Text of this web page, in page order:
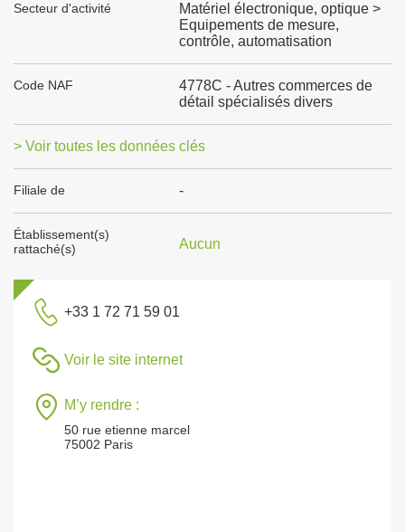
Secteur d'activité
Matériel électronique, optique >
Equipements de mesure,
contrôle, automatisation
Code NAF
4778C - Autres commerces de
détail spécialisés divers
> Voir toutes les données clés
Filiale de -
Établissement(s)
rattaché(s)
Aucun
+33 1 72 71 59 01
Voir le site internet
M’y rendre :
50 rue etienne marcel
75002 Paris